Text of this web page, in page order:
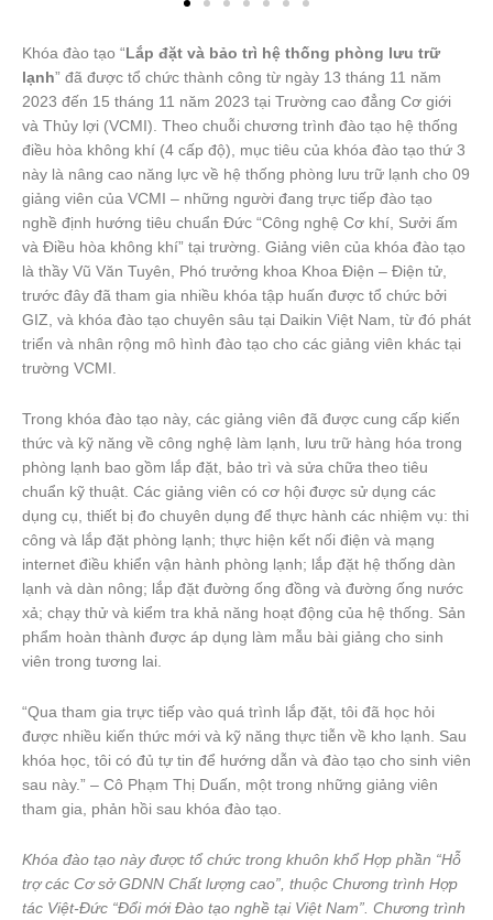
Khóa đào tạo “ Lắp đặt và bảo trì hệ thống phòng lưu trữ
lạnh” đã được tổ chức thành công từ ngày 13 tháng 11 năm
2023 đến 15 tháng 11 năm 2023 tại Trường cao đẳng Cơ giới
và Thủy lợi (VCMI). Theo chuỗi chương trình đào tạo hệ thống
điều hòa không khí (4 cấp độ), mục tiêu của khóa đào tạo thứ 3
này là nâng cao năng lực về hệ thống phòng lưu trữ lạnh cho 09
giảng viên của VCMI – những người đang trực tiếp đào tạo
nghề định hướng tiêu chuẩn Đức “Công nghệ Cơ khí, Sưởi ấm
và Điều hòa không khí” tại trường. Giảng viên của khóa đào tạo
là thầy Vũ Văn Tuyên, Phó trưởng khoa Khoa Điện – Điện tử,
trước đây đã tham gia nhiều khóa tập huấn được tổ chức bởi
GIZ, và khóa đào tạo chuyên sâu tại Daikin Việt Nam, từ đó phát
triển và nhân rộng mô hình đào tạo cho các giảng viên khác tại
trường VCMI.
Trong khóa đào tạo này, các giảng viên đã được cung cấp kiến
thức và kỹ năng về công nghệ làm lạnh, lưu trữ hàng hóa trong
phòng lạnh bao gồm lắp đặt, bảo trì và sửa chữa theo tiêu
chuẩn kỹ thuật. Các giảng viên có cơ hội được sử dụng các
dụng cụ, thiết bị đo chuyên dụng để thực hành các nhiệm vụ: thi
công và lắp đặt phòng lạnh; thực hiện kết nối điện và mạng
internet điều khiển vận hành phòng lạnh; lắp đặt hệ thống dàn
lạnh và dàn nông; lắp đặt đường ống đồng và đường ống nước
xả; chạy thử và kiểm tra khả năng hoạt động của hệ thống. Sản
phẩm hoàn thành được áp dụng làm mẫu bài giảng cho sinh
viên trong tương lai.
“Qua tham gia trực tiếp vào quá trình lắp đặt, tôi đã học hỏi
được nhiều kiến thức mới và kỹ năng thực tiễn về kho lạnh. Sau
khóa học, tôi có đủ tự tin để hướng dẫn và đào tạo cho sinh viên
sau này.” – Cô Phạm Thị Duấn, một trong những giảng viên
tham gia, phản hồi sau khóa đào tạo.
Khóa đào tạo này được tổ chức trong khuôn khổ Hợp phần “Hỗ
trợ các Cơ sở GDNN Chất lượng cao”, thuộc Chương trình Hợp
tác Việt-Đức “Đổi mới Đào tạo nghề tại Việt Nam”. Chương trình